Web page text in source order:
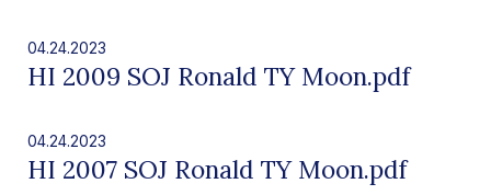
04.24.2023
HI 2009 SOJ Ronald TY Moon.pdf
04.24.2023
HI 2007 SOJ Ronald TY Moon.pdf